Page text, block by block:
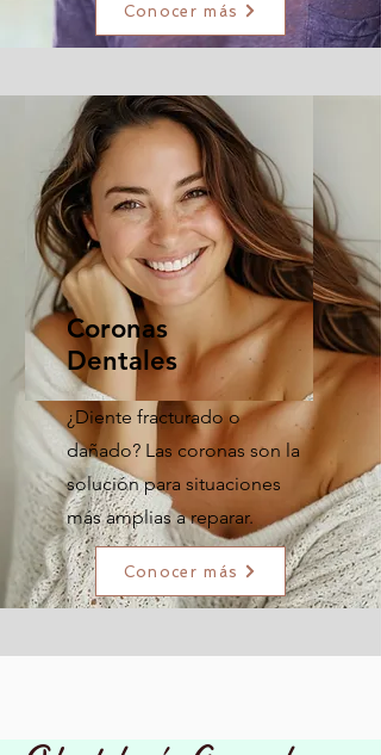
Conocer más
Coronas
Dentales
¿Diente fracturado o
dañado? Las coronas son la
solución para situaciones
más amplias a reparar.
Conocer más